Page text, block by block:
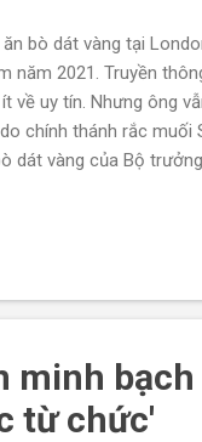
bò dát vàng tại
năm 2021. Truyền
về uy tín. Nhưng ông
chính thánh rắc
vàng của Bộ
người Thổ Nhĩ Kỳ
Bộ Công an
minh
từ chức'